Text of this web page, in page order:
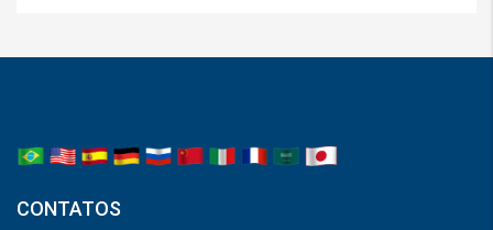
CONTATOS